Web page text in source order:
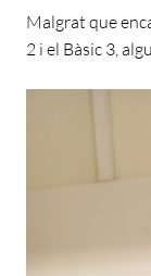
Malgrat que
2 i el Bàsic 3,